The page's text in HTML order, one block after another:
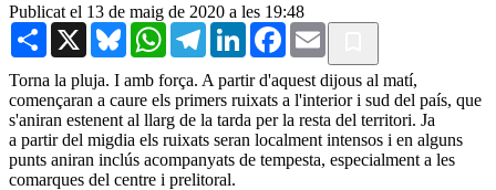
Publicat el 13 de maig de 2020 a les 19:48
Share X BlueskyWhatsAppTelegramLinkedInFacebook
Email
Torna la pluja. I amb força. A partir d'aquest dijous al matí,
començaran a caure els primers ruixats a l'interior i sud del país, que
s'aniran estenent al llarg de la tarda per la resta del territori. Ja
a partir del migdia els ruixats seran localment intensos i en alguns
punts aniran inclús acompanyats de tempesta, especialment a les
comarques del centre i prelitoral.